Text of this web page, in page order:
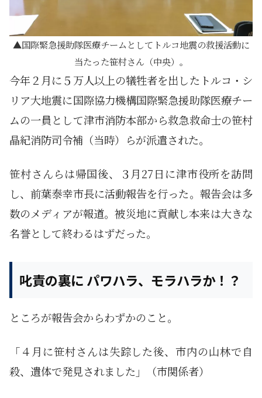
国際緊急援助隊医療チームとしてトルコ地震の救援活動に
当たった笹村さん（中央）。
今年２月に５万人以上の犠牲者を出したトルコ・シ
リア大地震に国際協力機構国際緊急援助隊医療チー
ムの一員として津市消防本部から救急救命士の笹村
晶紀消防司令補（当時）らが派遣された。
笹村さんらは帰国後、３月27日に津市役所を訪問
し、前葉泰幸市長に活動報告を行った。報告会は多
数のメディアが報道。被災地に貢献し本来は大きな
名誉として終わるはずだった。
叱責の裏に パワハラ、モラハラか！？
ところが報告会からわずかのこと。
「４月に笹村さんは失踪した後、市内の山林で自
殺、遺体で発見されました」（市関係者）